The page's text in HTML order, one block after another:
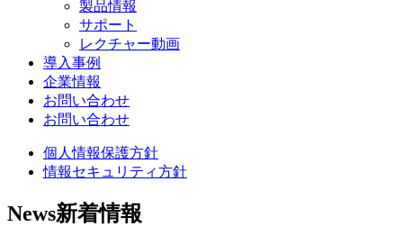
製品情報
サポート
レクチャー動画
導入事例
企業情報
お問い合わせ
お問い合わせ
個人情報保護方針
情報セキュリティ方針
News新着情報